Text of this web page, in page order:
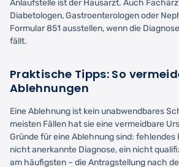
Anlaufstelle ist der Hausarzt. Auch
Diabetologen, Gastroenterologen oder
Formular 851 ausstellen, wenn die
fällt.
Praktische Tipps: So
Ablehnungen
Eine Ablehnung ist kein unabwendbares
meisten Fällen hat sie eine vermeidbare
Gründe für eine Ablehnung sind: fehlendes
nicht anerkannte Diagnose, ein nicht
am häufigsten – die Antragstellung nach